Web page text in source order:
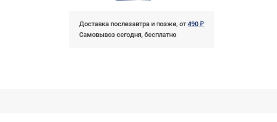
Доставка послезавтра и позже, от490 ₽
Самовывоз сегодня, бесплатно